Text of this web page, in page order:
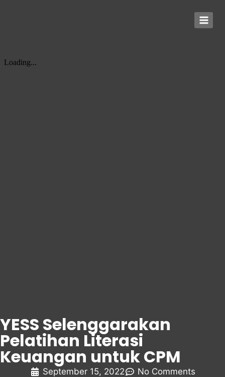
YESS Selenggarakan
Pelatihan Literasi
Keuangan untuk CPM
September 15, 2022 No Comments